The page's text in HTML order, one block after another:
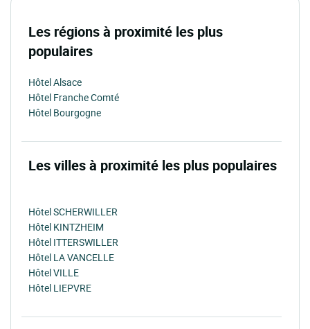
Les régions à proximité les plus
populaires
Hôtel Alsace
Hôtel Franche Comté
Hôtel Bourgogne
Les villes à proximité les plus populaires
Hôtel SCHERWILLER
Hôtel KINTZHEIM
Hôtel ITTERSWILLER
Hôtel LA VANCELLE
Hôtel VILLE
Hôtel LIEPVRE